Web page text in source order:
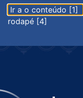
Ir a o conteúdo [1]
rodapé [4]